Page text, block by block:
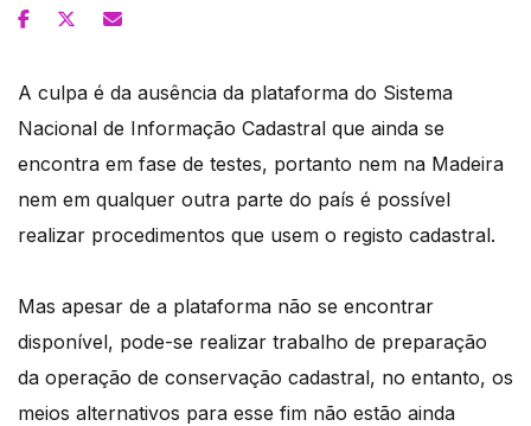
A culpa é da ausência da plataforma do Sistema
Nacional de Informação Cadastral que ainda se
encontra em fase de testes, portanto nem na Madeira
nem em qualquer outra parte do país é possível
realizar procedimentos que usem o registo cadastral.
Mas apesar de a plataforma não se encontrar
disponível, pode-se realizar trabalho de preparação
da operação de conservação cadastral, no entanto, os
meios alternativos para esse fim não estão ainda